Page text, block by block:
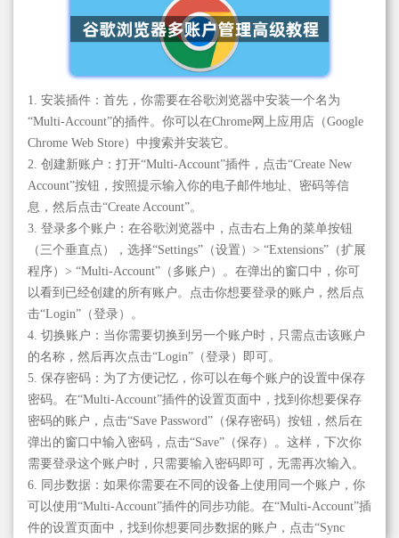
1. 安装插件：首先，你需要在谷歌浏览器中安装一个名为
“Multi-Account”的插件。你可以在Chrome网上应用店（Google
Chrome Web Store）中搜索并安装它。
2. 创建新账户：打开“Multi-Account”插件，点击“Create New
Account”按钮，按照提示输入你的电子邮件地址、密码等信
息，然后点击“Create Account”。
3. 登录多个账户：在谷歌浏览器中，点击右上角的菜单按钮
（三个垂直点），选择“Settings”（设置）> “Extensions”（扩展
程序）> “Multi-Account”（多账户）。在弹出的窗口中，你可
以看到已经创建的所有账户。点击你想要登录的账户，然后点
击“Login”（登录）。
4. 切换账户：当你需要切换到另一个账户时，只需点击该账户
的名称，然后再次点击“Login”（登录）即可。
5. 保存密码：为了方便记忆，你可以在每个账户的设置中保存
密码。在“Multi-Account”插件的设置页面中，找到你想要保存
密码的账户，点击“Save Password”（保存密码）按钮，然后在
弹出的窗口中输入密码，点击“Save”（保存）。这样，下次你
需要登录这个账户时，只需要输入密码即可，无需再次输入。
6. 同步数据：如果你需要在不同的设备上使用同一个账户，你
可以使用“Multi-Account”插件的同步功能。在“Multi-Account”插
件的设置页面中，找到你想要同步数据的账户，点击“Sync